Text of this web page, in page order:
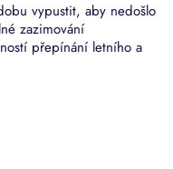
vypustit, aby nedošlo
zazimování
přepínání letního a